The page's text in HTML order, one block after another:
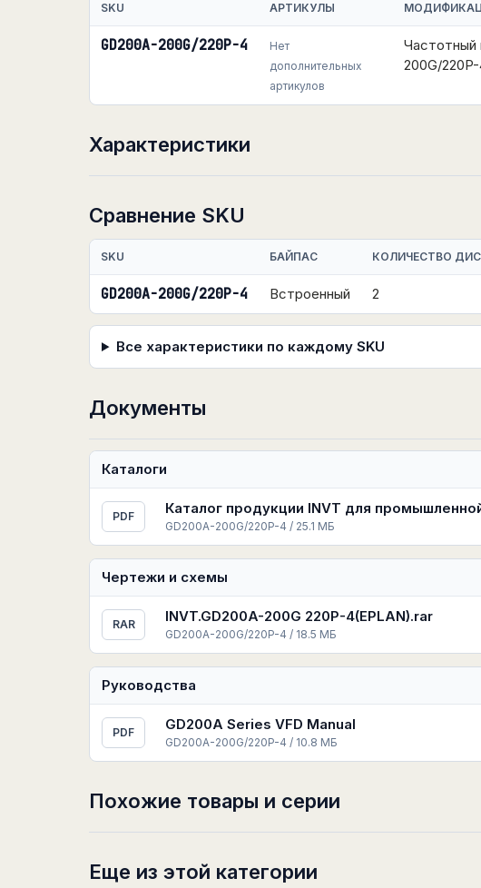
SKU АРТИКУЛЫ
GD200A-200G/220P-4
Нет
дополнительных
артикулов
Частотный
200G/
Характеристики
Сравнение SKU
SKU БАЙПАС КОЛИЧЕСТВО
GD200A-200G/220P-4 Встроенный 2
Все характеристики по каждому SKU
Документы
Каталоги
PDF Каталог продукции INVT для
GD200A-200G/220P-4 / 25.1 МБ
Чертежи и схемы
RAR INVT.GD200A-200G 220P-4(EPLAN).rar
GD200A-200G/220P-4 / 18.5 МБ
Руководства
PDF GD200A Series VFD Manual
GD200A-200G/220P-4 / 10.8 МБ
Похожие товары и серии
Еще из этой категории